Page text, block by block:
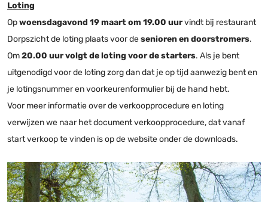
Loting
Opwoensdagavond 19 maart om 19.00 uurvindt bij restaurant
Dorpszicht de loting plaats voor desenioren en doorstromers.
Om20.00 uur volgt de loting voor de starters. Als je bent
uitgenodigd voor de loting zorg dan dat je op tijd aanwezig bent en
je lotingsnummer en voorkeurenformulier bij de hand hebt.
Voor meer informatie over de verkoopprocedure en loting
verwijzen we naar het document verkoopprocedure, dat vanaf
start verkoop te vinden is op de website onder de downloads.